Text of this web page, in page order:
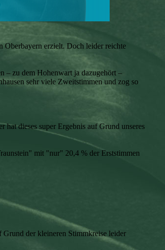
Oberbayern erzielt. Doch leider reichte
– zu dem Hohenwart ja dazugehört –
sehr viele Zweitstimmen und zog so
dieses super Ergebnis auf Grund unseres
mit "nur" 20,4 % der Erststimmen
der kleineren Stimmkreise leider